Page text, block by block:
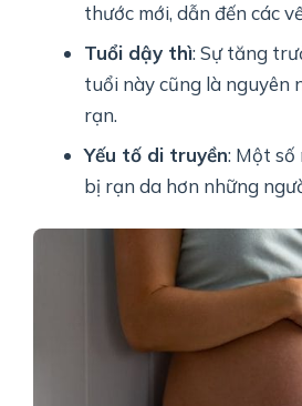
thước mới, dẫn đến các
Tuổi dậy thì: Sự tăng
tuổi này cũng là nguyên
rạn.
Yếu tố di truyền: Một số
bị rạn da hơn những